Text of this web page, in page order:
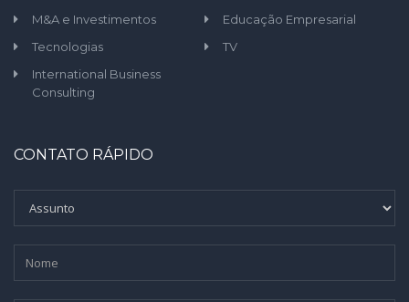
M&A e Investimentos
Educação Empresarial
Tecnologias
TV
International Business
Consulting
CONTATO RÁPIDO